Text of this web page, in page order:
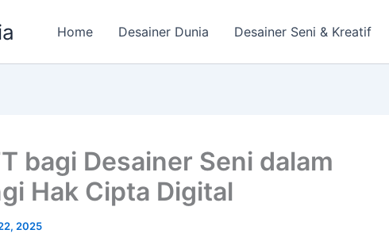
Home Desainer Dunia Desainer Seni & Kreatif
bagi Desainer Seni dalam
Hak Cipta Digital
2025